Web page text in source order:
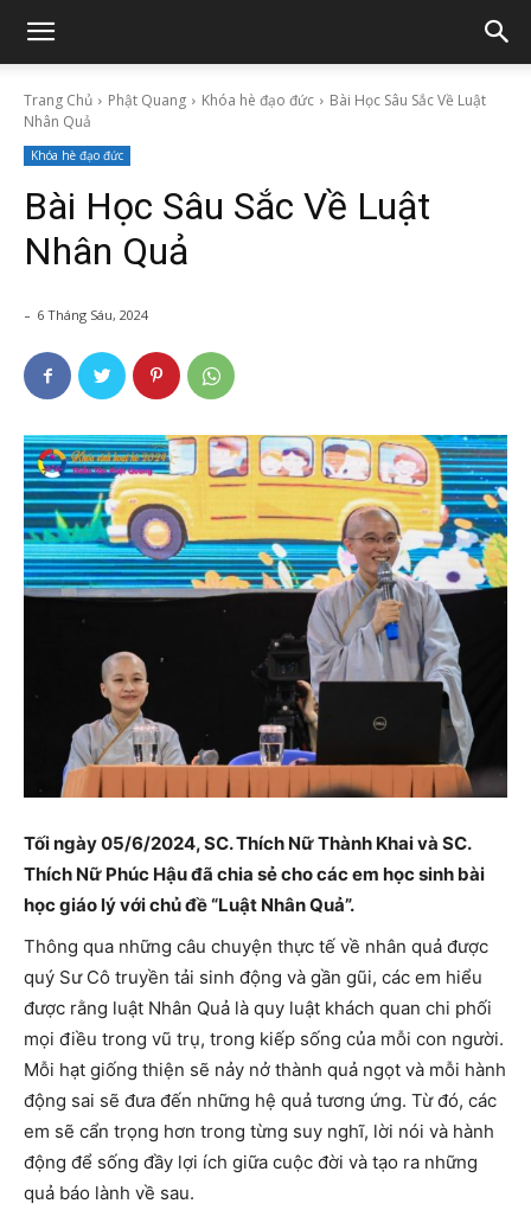
Trang Chủ Phật Quang Khóa hè đạo đức
Bài Học Sâu Sắc Về Luật
Nhân Quả
Khóa hè đạo đức
Bài Học Sâu Sắc Về Luật
Nhân Quả
- 6 Tháng Sáu, 2024
Tối ngày 05/6/2024, SC. Thích Nữ Thành Khai và SC.
Thích Nữ Phúc Hậu đã chia sẻ cho các em học sinh bài
học giáo lý với chủ đề “Luật Nhân Quả”.
Thông qua những câu chuyện thực tế về nhân quả được
quý Sư Cô truyền tải sinh động và gần gũi, các em hiểu
được rằng luật Nhân Quả là quy luật khách quan chi phối
mọi điều trong vũ trụ, trong kiếp sống của mỗi con người.
Mỗi hạt giống thiện sẽ nảy nở thành quả ngọt và mỗi hành
động sai sẽ đưa đến những hệ quả tương ứng. Từ đó, các
em sẽ cẩn trọng hơn trong từng suy nghĩ, lời nói và hành
động để sống đầy lợi ích giữa cuộc đời và tạo ra những
quả báo lành về sau.